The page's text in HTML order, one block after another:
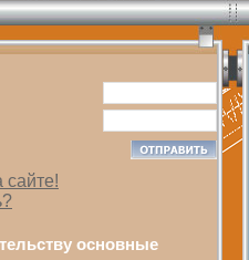
сайте!
основные